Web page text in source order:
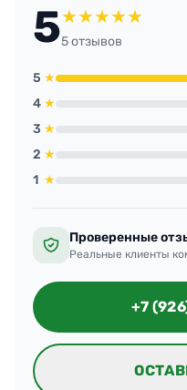
полы, стеклянные
кухонный уголок,
поверхности и
и скорость — прям
5★★★★★
5 отзывов
5 ★
4 ★
3 ★
2 ★
1 ★
Проверенные
Реальные клиенты
+7